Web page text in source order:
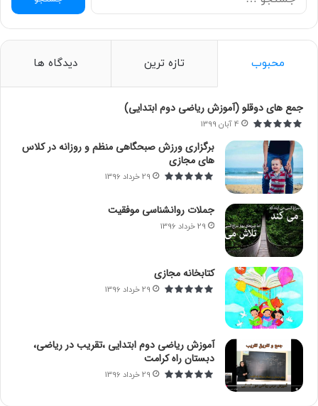
س
ج
محبوب تازه ترین دیدگاه ها
جمع های دوقلو (آموزش ریاضی دوم ابتدایی)
4 آبان 1399
برگزاری ورزش صبحگاهی منظم و روزانه در کلاس
های مجازی
29 خرداد 1396
جملات روانشناسی موفقیت
29 خرداد 1396
کتابخانه مجازی
29 خرداد 1396
آموزش ریاضی دوم ابتدایی ،تقریب در ریاضی،
دبستان راه کرامت
29 خرداد 1396